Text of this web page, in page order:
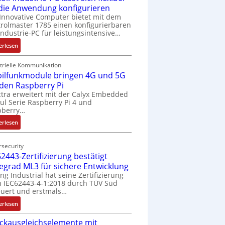
Anwendung konfigurieren
Computer bietet mit dem
1785 einen konfigurierbaren
PC für leistungsintensive…
:
1
9
-
Z
o
l
l
-
I
d
u
s
t
r
i
e
Kommunikation
bringen 4G und 5G
Raspberry Pi
erweitert mit der Calyx Embedded
Serie Raspberry Pi 4 und
:
M
b
i
l
f
u
n
k
Zertifizierung bestätigt
ML3 für sichere Entwicklung
Industrial hat seine Zertifizierung
IEC62443-4-1:2018 durch TÜV Süd
und erstmals…
:
I
E
mit